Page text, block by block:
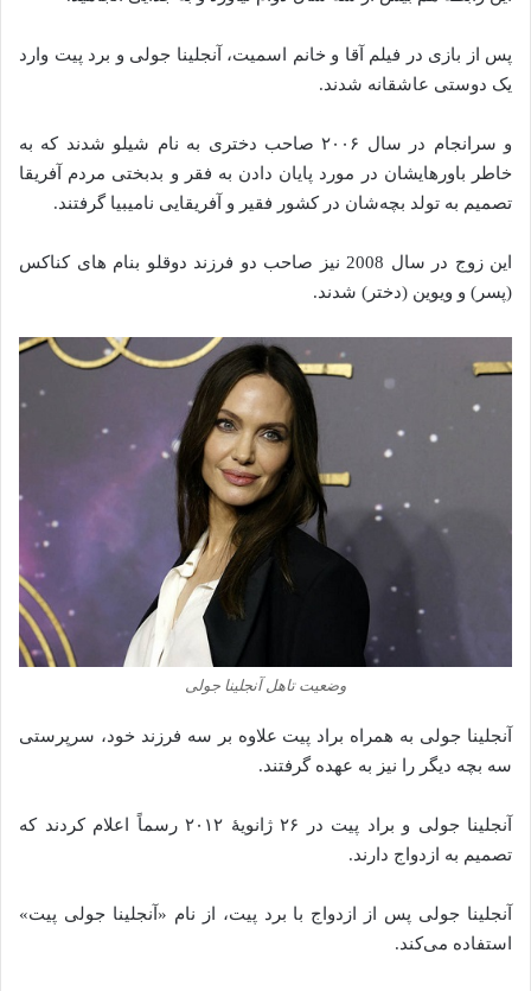
پس از بازی در فیلم آقا و خانم اسمیت، آنجلینا جولی و برد پیت وارد
یک دوستی عاشقانه شدند.
و سرانجام در سال ۲۰۰۶ صاحب دختری به نام شیلو شدند که به
خاطر باورهایشان در مورد پایان دادن‌ به فقر و بدبختی مردم آفریقا
تصمیم به تولد بچه‌شان در کشور فقیر و آفریقایی نامیبیا گرفتند.
این زوج در سال 2008 نیز صاحب دو فرزند دوقلو بنام های کناکس
(پسر) و ویوین (دختر) شدند.
وضعیت تاهل آنجلینا جولی
آنجلینا جولی به همراه براد پیت علاوه بر سه فرزند خود، سرپرستی
سه بچه دیگر را نیز به عهده گرفتند.
‌آنجلینا جولی و براد پیت در ۲۶ ژانویهٔ ۲۰۱۲ رسماً اعلام کردند که
تصمیم به ازدواج دارند.
آنجلینا جولی پس از ازدواج با برد پیت، از نام «آنجلینا جولی پیت»
استفاده می‌کند.